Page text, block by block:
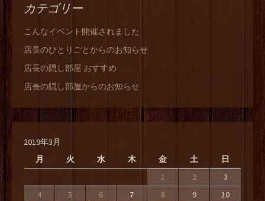
カテゴリー
こんなイベント開催されました
店長のひとりごとからのお知らせ
店長の隠し部屋 おすすめ
店長の隠し部屋からのお知らせ
2019年3月
月
火 水 木 金 土 日
1 2
3
4
5 6 7 8 9
10